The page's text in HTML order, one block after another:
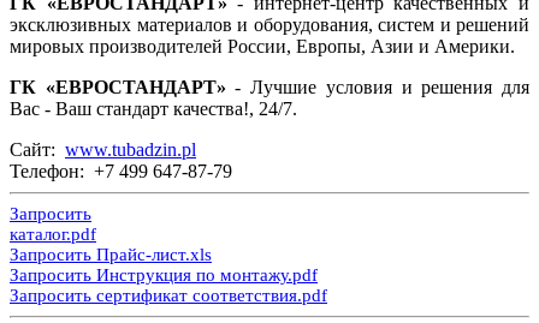
эксклюзивных материалов и оборудования, систем и решений
мировых производителей России, Европы, Азии и Америки.
ГК «ЕВРОСТАНДАРТ» - Лучшие условия и решения для
Вас - Ваш стандарт качества!, 24/7.
Сайт: www.tubadzin.pl
Телефон: +7 499 647-87-79
Запросить
каталог.pdf
Запросить Прайс-лист.xls
Запросить Инструкция по монтажу.pdf
Запросить сертификат соответствия.pdf